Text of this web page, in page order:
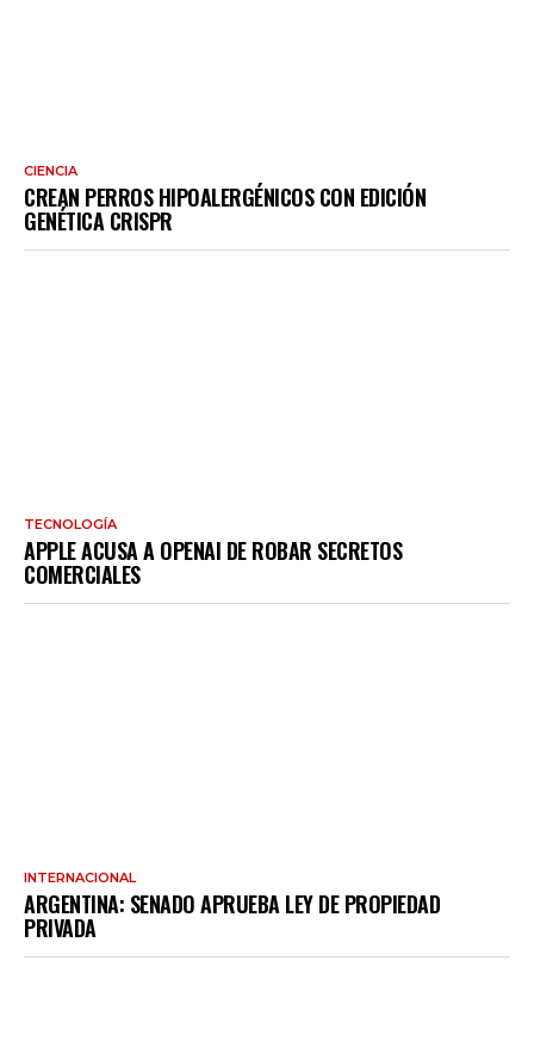
CIENCIA
CREAN PERROS HIPOALERGÉNICOS CON EDICIÓN
GENÉTICA CRISPR
TECNOLOGÍA
APPLE ACUSA A OPENAI DE ROBAR SECRETOS
COMERCIALES
INTERNACIONAL
ARGENTINA: SENADO APRUEBA LEY DE PROPIEDAD
PRIVADA